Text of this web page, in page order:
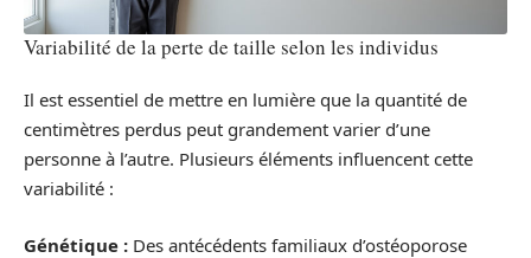
Variabilité de la perte de taille selon les individus
Il est essentiel de mettre en lumière que la quantité de
centimètres perdus peut grandement varier d’une
personne à l’autre. Plusieurs éléments influencent cette
variabilité :
Génétique : Des antécédents familiaux d’ostéoporose